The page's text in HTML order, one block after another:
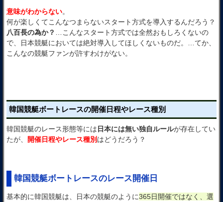
意味がわからない。
何が楽しくてこんなつまらないスタート方式を導入するんだろう？
八百長の為か？
…こんなスタート方式では全然おもしろくないの
で、日本競艇においては絶対導入してほしくないものだ。…てか、
こんなの競艇ファンが許すわけがない。
韓国競艇ボートレースの開催日程やレース種別
韓国競艇のレース形態等には 日本には無い独自ルールが存在してい
たが、
開催日程やレース種別 はどうだろう？
韓国競艇ボートレースのレース開催日
基本的に韓国競艇は、日本の競艇のように365日開催ではなく、選